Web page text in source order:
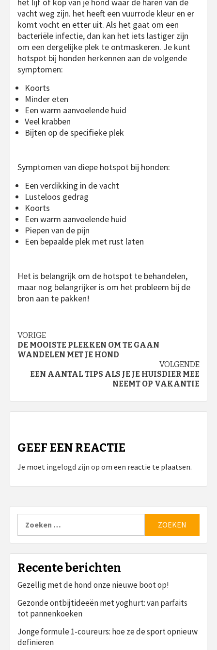
vacht weg zijn. het heeft een vuurrode kleur en er
komt vocht en etter uit. Als het gaat om een
bacteriële infectie, dan kan het iets lastiger zijn
om een dergelijke plek te ontmaskeren. Je kunt
hotspot bij honden herkennen aan de volgende
symptomen:
Koorts
Minder eten
Een warm aanvoelende huid
Veel krabben
Bijten op de specifieke plek
Symptomen van diepe hotspot bij honden:
Een verdikking in de vacht
Lusteloos gedrag
Koorts
Een warm aanvoelende huid
Piepen van de pijn
Een bepaalde plek met rust laten
Het is belangrijk om de hotspot te behandelen,
maar nog belangrijker is om het probleem bij de
bron aan te pakken!
Bericht
navigatie
VORIGE
DE MOOISTE PLEKKEN OM TE GAAN
WANDELEN MET JE HOND
VOLGENDE
EEN AANTAL TIPS ALS JE JE HUISDIER MEE
NEEMT OP VAKANTIE
GEEF EEN REACTIE
Je moet ingelogd zijn op om een reactie te plaatsen.
naar:
Recente berichten
Gezellig met de hond onze nieuwe boot op!
Gezonde ontbijtideeën met yoghurt: van parfaits
tot pannenkoeken
Jonge formule 1-coureurs: hoe ze de sport opnieuw
definiëren